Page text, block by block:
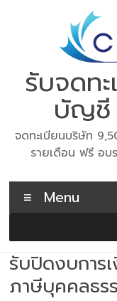
รับจดท
บัญชี
จดทะเบียนบริษัท
รายเดือน ฟรี อบ
Menu
รับปิดงบการ
ภาษีบุคคลธร